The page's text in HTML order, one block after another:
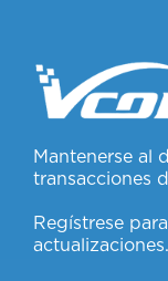
Mantenerse al
transacciones
Regístrese
actualizaciones.